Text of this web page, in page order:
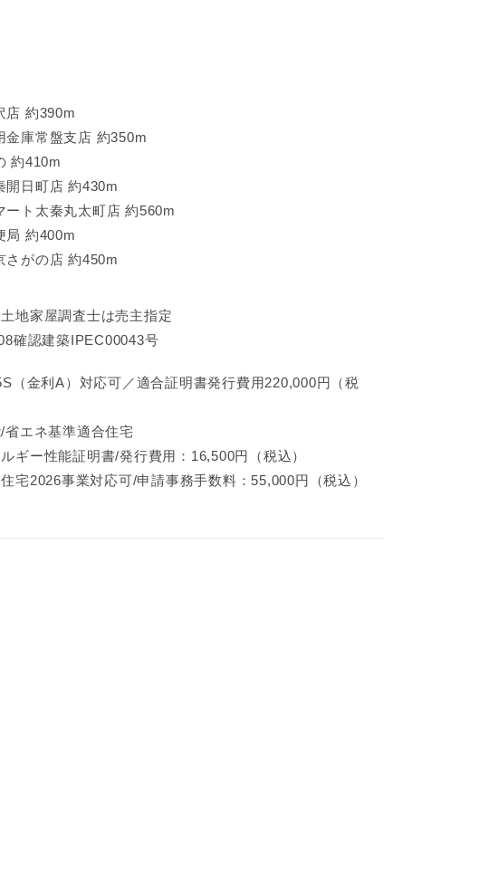
店 約390m
金庫常盤支店 約350m
約410m
開日町店 約430m
ート太秦丸太町店 約560m
局 約400m
さがの店 約450m
地家屋調査士は売主指定
確認建築IPEC00043号
（金利A）対応可／適合証明書発行費用220,000円（税
省エネ基準適合住宅
ギー性能証明書/発行費用：16,500円（税込）
宅2026事業対応可/申請事務手数料：55,000円（税込）